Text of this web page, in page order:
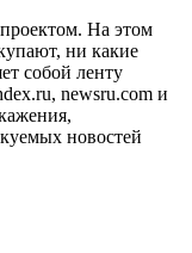
На этом
ни какие
собой ленту
newsru.com и
новостей